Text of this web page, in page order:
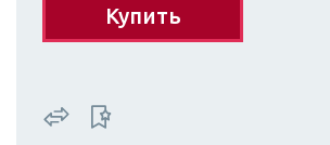
Купить